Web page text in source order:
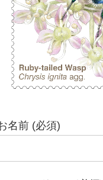
名前 (必須)